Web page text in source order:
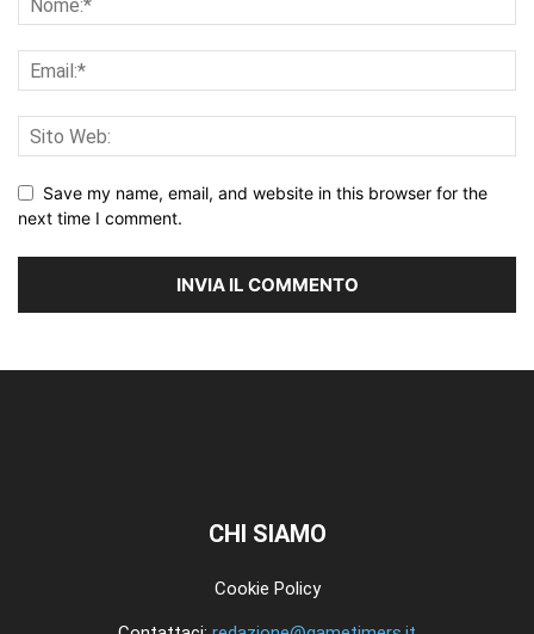
Save my name, email, and website in this browser for the
next time I comment.
CHI SIAMO
Cookie Policy